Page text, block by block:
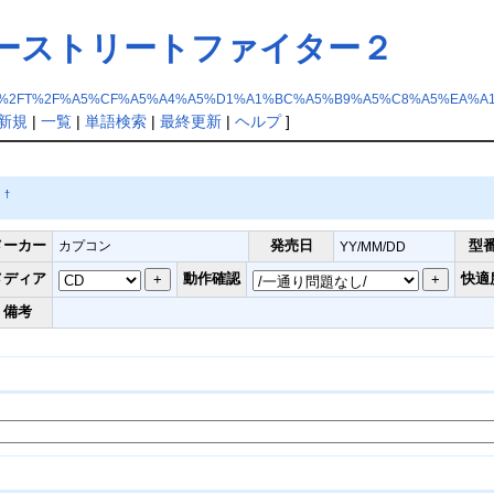
ストリートファイター２
規 | 一覧| 単語検索| 最終更新| ヘルプ]
†
ーカー カプコン 発売日 YY/MM/DD
型
ディア
動作確認
快適
備考